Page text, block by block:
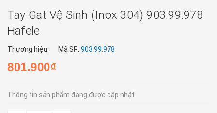
Tay Gạt Vệ Sinh (inox 304) 903.99.978
Hafele
Thương hiệu: Mã SP: 903.99.978
801.900₫
Thông tin sản phẩm đang được cập nhật